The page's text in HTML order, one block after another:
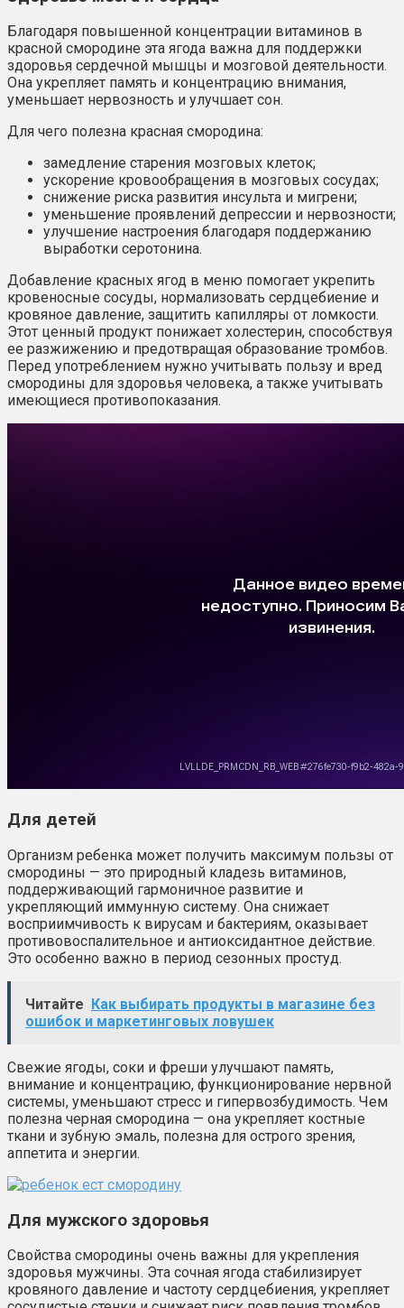
Благодаря повышенной концентрации витаминов в
красной смородине эта ягода важна для поддержки
здоровья сердечной мышцы и мозговой деятельности.
Она укрепляет память и концентрацию внимания,
уменьшает нервозность и улучшает сон.
Для чего полезна красная смородина:
замедление старения мозговых клеток;
ускорение кровообращения в мозговых сосудах;
снижение риска развития инсульта и мигрени;
уменьшение проявлений депрессии и нервозности;
улучшение настроения благодаря поддержанию
выработки серотонина.
Добавление красных ягод в меню помогает укрепить
кровеносные сосуды, нормализовать сердцебиение и
кровяное давление, защитить капилляры от ломкости.
Этот ценный продукт понижает холестерин, способствуя
ее разжижению и предотвращая образование тромбов.
Перед употреблением нужно учитывать пользу и вред
смородины для здоровья человека, а также учитывать
имеющиеся противопоказания.
Для детей
Организм ребенка может получить максимум пользы от
смородины — это природный кладезь витаминов,
поддерживающий гармоничное развитие и
укрепляющий иммунную систему. Она снижает
восприимчивость к вирусам и бактериям, оказывает
противовоспалительное и антиоксидантное действие.
Это особенно важно в период сезонных простуд.
Читайте Как выбирать продукты в магазине без
ошибок и маркетинговых ловушек
Свежие ягоды, соки и фреши улучшают память,
внимание и концентрацию, функционирование нервной
системы, уменьшают стресс и гипервозбудимость. Чем
полезна черная смородина — она укрепляет костные
ткани и зубную эмаль, полезна для острого зрения,
аппетита и энергии.
Для мужского здоровья
Свойства смородины очень важны для укрепления
здоровья мужчины. Эта сочная ягода стабилизирует
кровяного давление и частоту сердцебиения, укрепляет